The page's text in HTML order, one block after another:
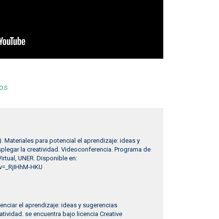
Materiales para potencial el aprendizaje: ideas y
la creatividad. Videoconferencia. Programa de
UNER. Disponible en:
HKU
el aprendizaje: ideas y sugerencias
se encuentra bajo licencia Creative